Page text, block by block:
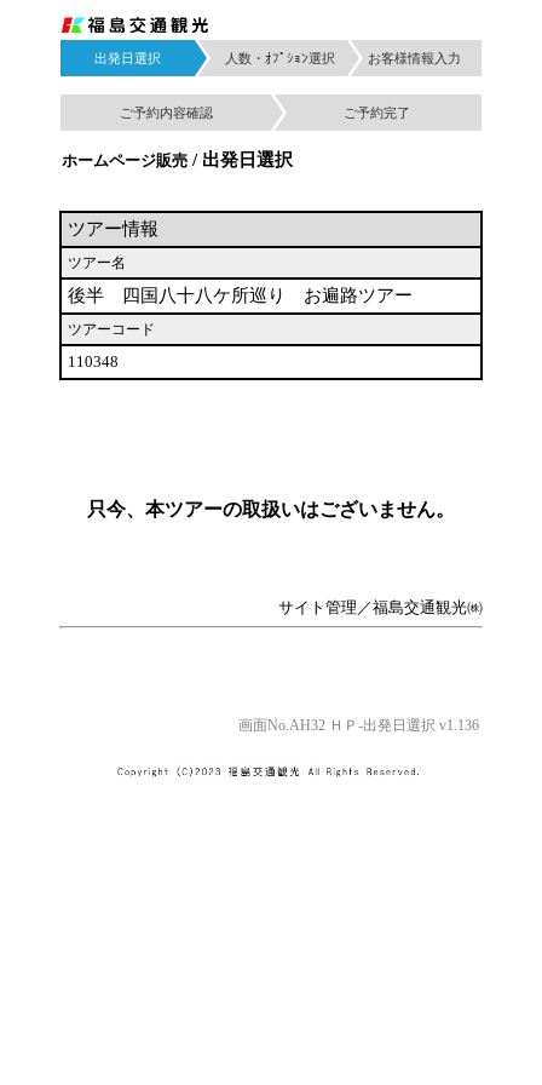
出発日選択 人数・ｵﾌﾟｼｮﾝ選択 お客様情報入力
ご予約内容確認 ご予約完了
ホームページ販売 / 出発日選択
ツアー情報
ツアー名
後半 四国八十八ケ所巡り お遍路ツアー
ツアーコード
110348
只今、本ツアーの取扱いはございません。
サイト管理／福島交通観光㈱
画面No.AH32 ＨＰ-出発日選択 v1.136